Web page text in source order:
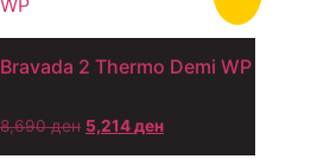
Bravada 2 Thermo Demi WP
8,690ден 5,214ден